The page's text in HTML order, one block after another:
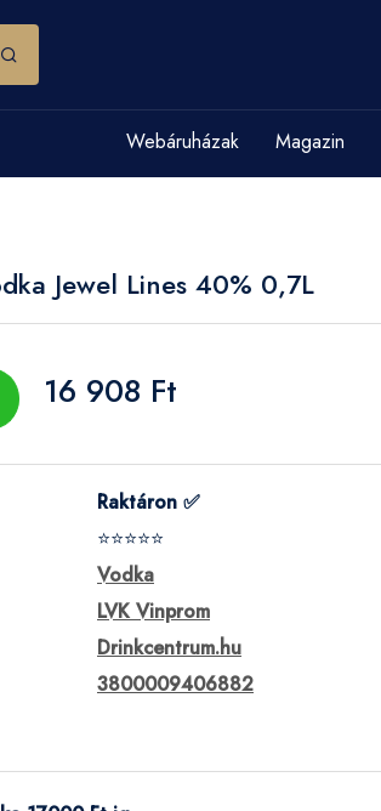
Webáruházak Magazin
Jewel Lines 40% 0,7L
16 908 Ft
Raktáron ✅
⭐⭐⭐⭐⭐
Vodka
LVK Vinprom
Drinkcentrum.hu
3800009406882